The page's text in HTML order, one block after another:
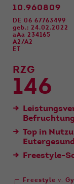
10.960809
DE 06 67763499
geb.: 24.02.2022
aAa 234165
A2/A2
ET
RZG
146
Top in
Freestyle-
Freestyle v.
Name
Anbieter
Zweck
Externe
Wir verwenden
anzubieten.